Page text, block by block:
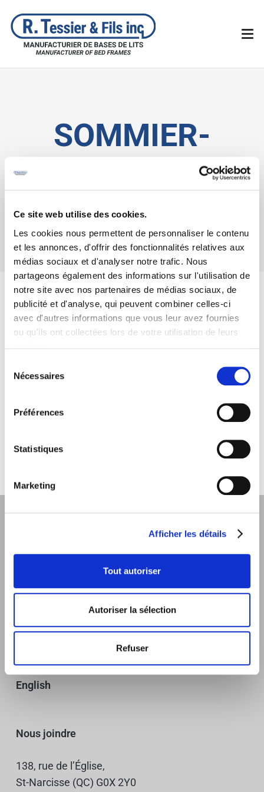
Ce site web utilise des cookies.
Les cookies nous permettent de personnaliser le contenu
et les annonces, d'offrir des fonctionnalités relatives aux
médias sociaux et d'analyser notre trafic. Nous
partageons également des informations sur l'utilisation de
notre site avec nos partenaires de médias sociaux, de
publicité et d'analyse, qui peuvent combiner celles-ci
avec d'autres informations que vous leur avez fournies
ou qu'ils ont collectées lors de votre utilisation de leurs
Nécessaires
Préférences
Statistiques
Marketing
Afficher les détails
Tout autoriser
Autoriser la sélection
Refuser
SOMMIER-
DEMONTABLE-
01
Sommiers
English
Nous joindre
138, rue de l’Église,
St-Narcisse (QC) G0X 2Y0